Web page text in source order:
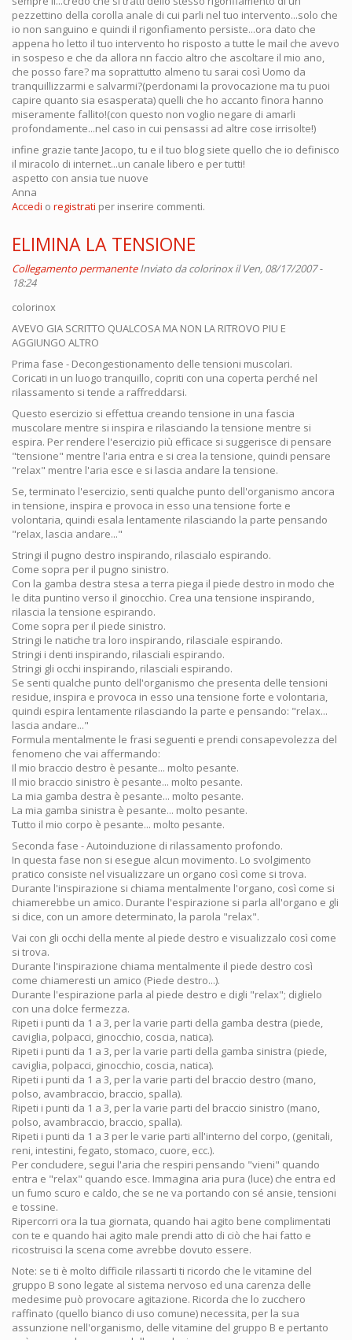
pezzettino della corolla anale di cui parli nel tuo intervento...solo che
io non sanguino e quindi il rigonfiamento persiste...ora dato che
appena ho letto il tuo intervento ho risposto a tutte le mail che avevo
in sospeso e che da allora nn faccio altro che ascoltare il mio ano,
che posso fare? ma soprattutto almeno tu sarai così Uomo da
tranquillizzarmi e salvarmi?(perdonami la provocazione ma tu puoi
capire quanto sia esasperata) quelli che ho accanto finora hanno
miseramente fallito!(con questo non voglio negare di amarli
profondamente...nel caso in cui pensassi ad altre cose irrisolte!)
infine grazie tante Jacopo, tu e il tuo blog siete quello che io definisco
il miracolo di internet...un canale libero e per tutti!
aspetto con ansia tue nuove
Anna
Accedi o registrati per inserire commenti.
ELIMINA LA TENSIONE
Collegamento permanente Inviato dacolorinoxil Ven, 08/17/2007 -
18:24
colorinox
AVEVO GIA SCRITTO QUALCOSA MA NON LA RITROVO PIU E
AGGIUNGO ALTRO
Prima fase - Decongestionamento delle tensioni muscolari.
Coricati in un luogo tranquillo, copriti con una coperta perché nel
rilassamento si tende a raffreddarsi.
Questo esercizio si effettua creando tensione in una fascia
muscolare mentre si inspira e rilasciando la tensione mentre si
espira. Per rendere l'esercizio più efficace si suggerisce di pensare
"tensione" mentre l'aria entra e si crea la tensione, quindi pensare
"relax" mentre l'aria esce e si lascia andare la tensione.
Se, terminato l'esercizio, senti qualche punto dell'organismo ancora
in tensione, inspira e provoca in esso una tensione forte e
volontaria, quindi esala lentamente rilasciando la parte pensando
"relax, lascia andare..."
Stringi il pugno destro inspirando, rilascialo espirando.
Come sopra per il pugno sinistro.
Con la gamba destra stesa a terra piega il piede destro in modo che
le dita puntino verso il ginocchio. Crea una tensione inspirando,
rilascia la tensione espirando.
Come sopra per il piede sinistro.
Stringi le natiche tra loro inspirando, rilasciale espirando.
Stringi i denti inspirando, rilasciali espirando.
Stringi gli occhi inspirando, rilasciali espirando.
Se senti qualche punto dell'organismo che presenta delle tensioni
residue, inspira e provoca in esso una tensione forte e volontaria,
quindi espira lentamente rilasciando la parte e pensando: "relax...
lascia andare..."
Formula mentalmente le frasi seguenti e prendi consapevolezza del
fenomeno che vai affermando:
Il mio braccio destro è pesante... molto pesante.
Il mio braccio sinistro è pesante... molto pesante.
La mia gamba destra è pesante... molto pesante.
La mia gamba sinistra è pesante... molto pesante.
Tutto il mio corpo è pesante... molto pesante.
Seconda fase - Autoinduzione di rilassamento profondo.
In questa fase non si esegue alcun movimento. Lo svolgimento
pratico consiste nel visualizzare un organo così come si trova.
Durante l'inspirazione si chiama mentalmente l'organo, così come si
chiamerebbe un amico. Durante l'espirazione si parla all'organo e gli
si dice, con un amore determinato, la parola "relax".
Vai con gli occhi della mente al piede destro e visualizzalo così come
si trova.
Durante l'inspirazione chiama mentalmente il piede destro così
come chiameresti un amico (Piede destro...).
Durante l'espirazione parla al piede destro e digli "relax"; diglielo
con una dolce fermezza.
Ripeti i punti da 1 a 3, per la varie parti della gamba destra (piede,
caviglia, polpacci, ginocchio, coscia, natica).
Ripeti i punti da 1 a 3, per la varie parti della gamba sinistra (piede,
caviglia, polpacci, ginocchio, coscia, natica).
Ripeti i punti da 1 a 3, per la varie parti del braccio destro (mano,
polso, avambraccio, braccio, spalla).
Ripeti i punti da 1 a 3, per la varie parti del braccio sinistro (mano,
polso, avambraccio, braccio, spalla).
Ripeti i punti da 1 a 3 per le varie parti all'interno del corpo, (genitali,
reni, intestini, fegato, stomaco, cuore, ecc.).
Per concludere, segui l'aria che respiri pensando "vieni" quando
entra e "relax" quando esce. Immagina aria pura (luce) che entra ed
un fumo scuro e caldo, che se ne va portando con sé ansie, tensioni
e tossine.
Ripercorri ora la tua giornata, quando hai agito bene complimentati
con te e quando hai agito male prendi atto di ciò che hai fatto e
ricostruisci la scena come avrebbe dovuto essere.
Note: se ti è molto difficile rilassarti ti ricordo che le vitamine del
gruppo B sono legate al sistema nervoso ed una carenza delle
medesime può provocare agitazione. Ricorda che lo zucchero
raffinato (quello bianco di uso comune) necessita, per la sua
assunzione nell'organismo, delle vitamine del gruppo B e pertanto